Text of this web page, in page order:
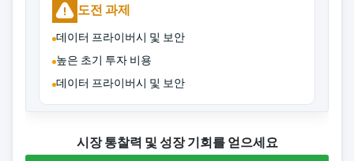
도전 과제
데이터 프라이버시 및 보안
높은 초기 투자 비용
데이터 프라이버시 및 보안
시장 통찰력 및 성장 기회를 얻으세요